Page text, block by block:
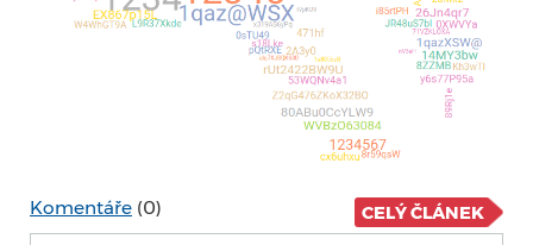
Komentáře (0) CELÝ ČLÁNEK